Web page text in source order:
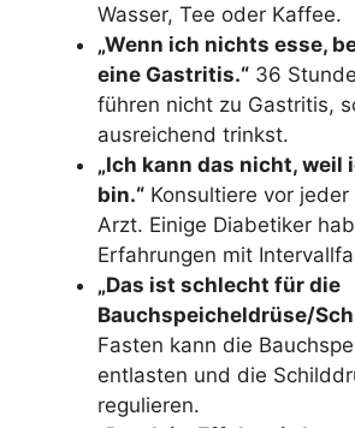
Wasser, Tee oder Kaffee.
„Wenn ich nichts esse,
eine Gastritis.“ 36
führen nicht zu Gastritis,
ausreichend trinkst.
„Ich kann das nicht, weil
bin.“ Konsultiere vor
Arzt. Einige Diabetiker
Erfahrungen mit
„Das ist schlecht für die
Bauchspeicheldrüse/
Fasten kann die
entlasten und die
regulieren.